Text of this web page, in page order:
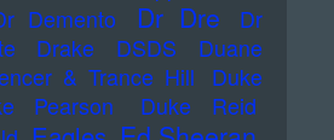
Demento Dr Dre
Dr
Drake DSDS
Duane
& Trance Hill
Duke
Pearson
Duke Reid